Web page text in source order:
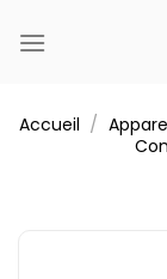
au
Accueil /